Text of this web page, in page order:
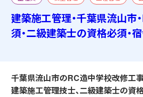
学校
改修 一級建築施工管理技士
建築施工管理・千葉県流山市
須・二級建築士の資格必須・
千葉県流山市のRC造中学校改修工事
建築施工管理技士、二級建築士の資格